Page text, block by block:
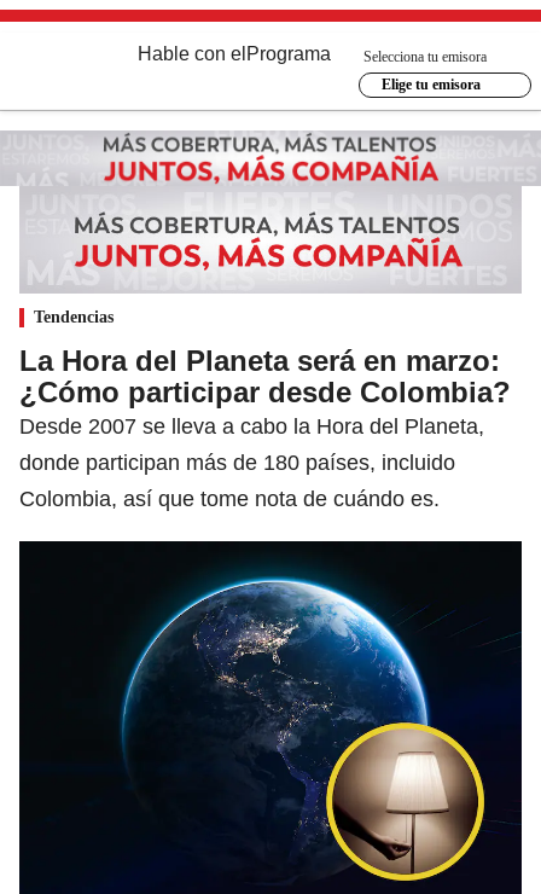
Hable con el Programa
Selecciona tu emisora
Elige tu emisora
Tendencias
La Hora del Planeta será en marzo:
¿Cómo participar desde Colombia?
Desde 2007 se lleva a cabo la Hora del Planeta,
donde participan más de 180 países, incluido
Colombia, así que tome nota de cuándo es.